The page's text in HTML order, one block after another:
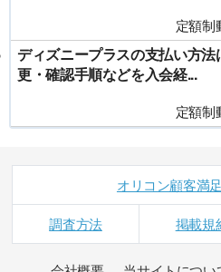
定額制
ディズニープラスの支払い方法
更・確認手順などを入会経...
定額制
オリコン顧客満
調査方法 掲載規